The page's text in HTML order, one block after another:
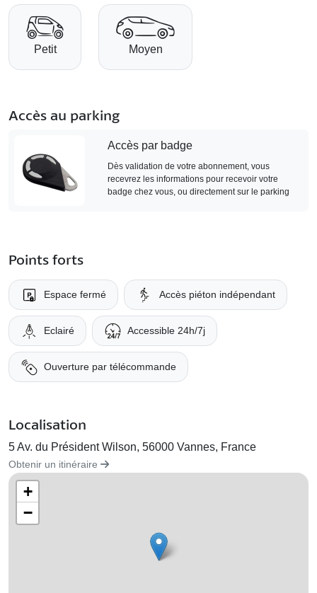
Petit Moyen
Accès au parking
Accès par badge
Dès validation de votre abonnement, vous
recevrez les informations pour recevoir votre
badge chez vous, ou directement sur le parking
Points forts
Espace fermé Accès piéton indépendant
Eclairé Accessible 24h/7j
Ouverture par télécommande
Localisation
5 Av. du Président Wilson, 56000 Vannes, France
Obtenir un itinéraire
+
−